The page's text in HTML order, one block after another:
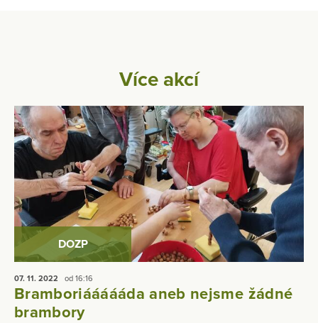
Více akcí
DOZP
07. 11. 2022 od 16:16
Bramboriáááááda aneb nejsme žádné
brambory